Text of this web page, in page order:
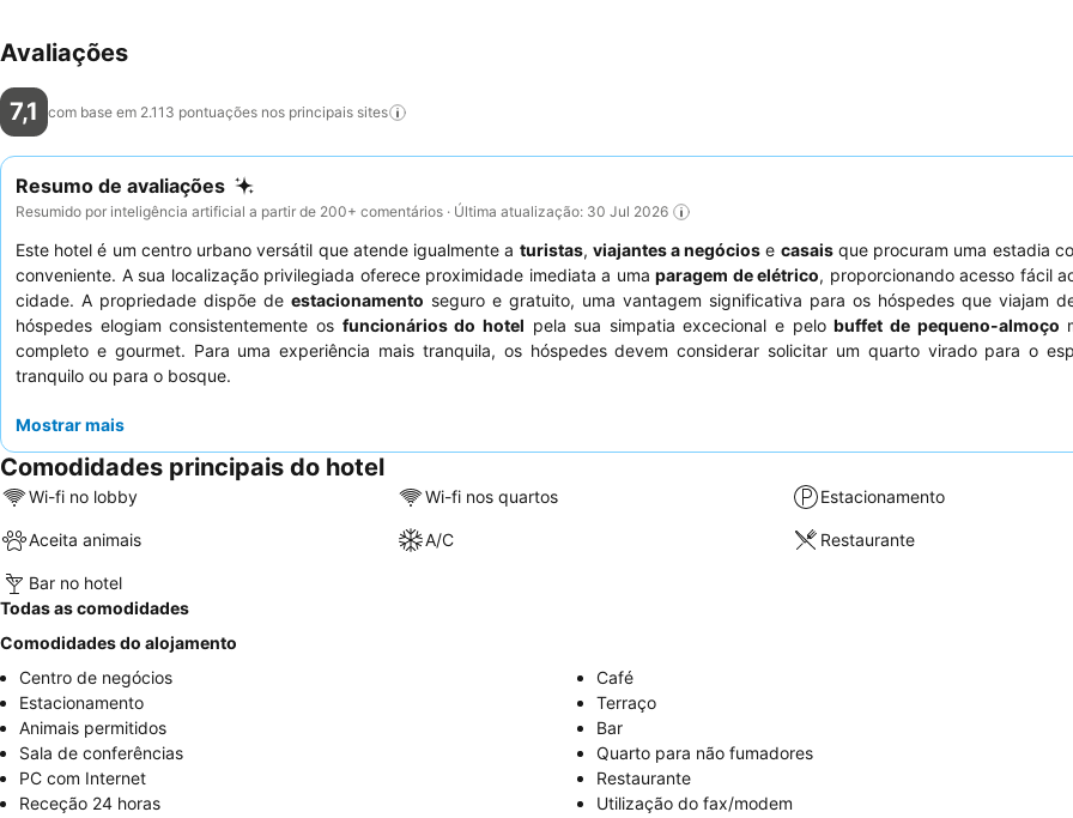
Avaliações
7,1 com base em 2.113 pontuações nos principais sites
Resumo de avaliações
Resumido por inteligência artificial a partir de 200+ comentários · Última atualização: 30 Jul 2026
Este hotel é um centro urbano versátil que atende igualmente a turistas, viajantes a negócios e casaisque procuram uma estadia
conveniente. A sua localização privilegiada oferece proximidade imediata a uma paragem de elétrico, proporcionando acesso fácil
cidade. A propriedade dispõe de estacionamento seguro e gratuito, uma vantagem significativa para os hóspedes que viajam
hóspedes elogiam consistentemente os funcionários do hotel pela sua simpatia excecional e pelobuffet de pequeno-almoço
completo e gourmet. Para uma experiência mais tranquila, os hóspedes devem considerar solicitar um quarto virado para o
tranquilo ou para o bosque.
Mostrar mais
Comodidades principais do hotel
Wi-fi no lobby Wi-fi nos quartos Estacionamento
Aceita animais A/C Restaurante
Bar no hotel
Todas as comodidades
Comodidades do alojamento
Centro de negócios
Café
Estacionamento
Terraço
Animais permitidos
Bar
Sala de conferências
Quarto para não fumadores
PC com Internet
Restaurante
Receção 24 horas
Utilização do fax/modem